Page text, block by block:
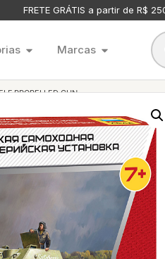
FRETE GRÁTIS a partir de R$
Marcas
PROPELLED GUN